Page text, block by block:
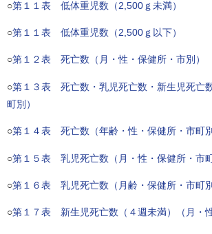
○第１１表 低体重児数（2,500ｇ未満）
○第１１表 低体重児数（2,500ｇ以下）
○第１２表 死亡数（月・性・保健所・市別）
○第１３表 死亡数・乳児死亡数・新生児死亡
町別）
○第１４表 死亡数（年齢・性・保健所・市町別
○第１５表 乳児死亡数（月・性・保健所・市町
○第１６表 乳児死亡数（月齢・保健所・市町別
○第１７表 新生児死亡数（４週未満）（月・